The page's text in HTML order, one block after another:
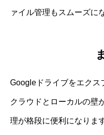
ァイル管理もスムーズに
Googleドライブをエクス
クラウドとローカルの壁
理が格段に便利になりま